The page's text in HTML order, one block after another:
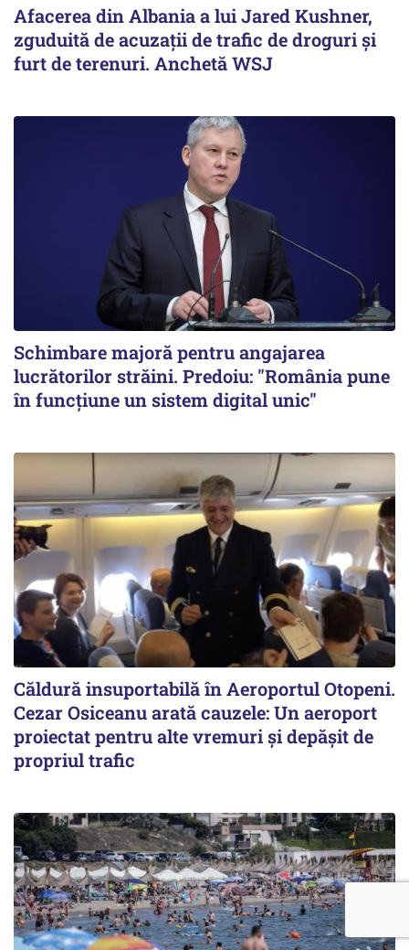
Afacerea din Albania a lui Jared Kushner,
zguduită de acuzații de trafic de droguri și
furt de terenuri. Anchetă WSJ
Schimbare majoră pentru angajarea
lucrătorilor străini. Predoiu: "România pune
în funcțiune un sistem digital unic"
Căldură insuportabilă în Aeroportul Otopeni.
Cezar Osiceanu arată cauzele: Un aeroport
proiectat pentru alte vremuri și depășit de
propriul trafic